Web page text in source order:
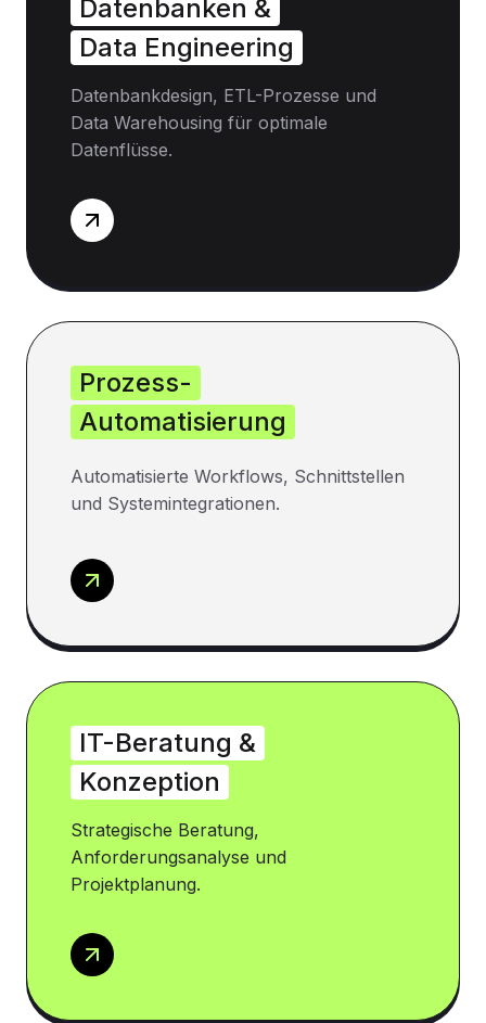
Datenbanken &
Data Engineering
Datenbankdesign, ETL-Prozesse und
Data Warehousing für optimale
Datenflüsse.
Prozess-
Automatisierung
Automatisierte Workflows, Schnittstellen
und Systemintegrationen.
IT-Beratung &
Konzeption
Strategische Beratung,
Anforderungsanalyse und
Projektplanung.